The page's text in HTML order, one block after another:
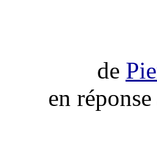
de
en réponse